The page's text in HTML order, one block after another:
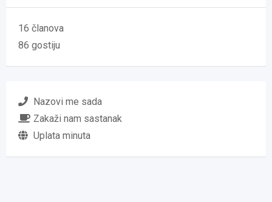
16 članova
86 gostiju
Nazovi me sada
Zakaži nam sastanak
Uplata minuta